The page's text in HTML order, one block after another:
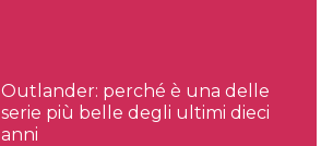
Outlander: perché è una delle
serie più belle degli ultimi dieci
anni